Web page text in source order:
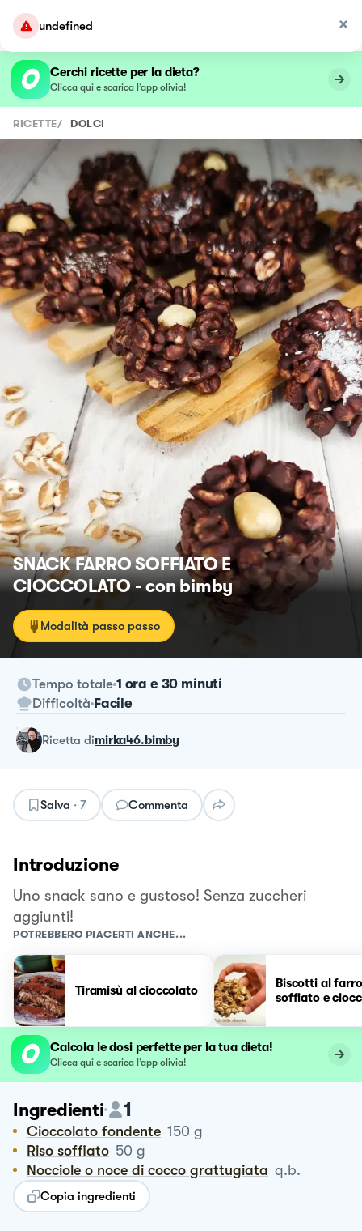
undefined
Cerchi ricette per la dieta?
Clicca qui e scarica l’app olivia!
RICETTE/ DOLCI
SNACK FARRO SOFFIATO E
CIOCCOLATO - con bimby
Modalità passo passo
Tempo totale 1 ora e 30 minuti
Difficoltà Facile
ricetta dimirka46.bimby
Salva · 7 Commenta
Introduzione
Uno snack sano e gustoso! Senza zuccheri
aggiunti!
POTREBBERO PIACERTI ANCHE...
Tiramisù al cioccolato
Biscotti al farro
soffiato e
Calcola le dosi perfette per la tua dieta!
Clicca qui e scarica l’app olivia!
Ingredienti 1
Cioccolato fondente 150 g
Riso soffiato 50 g
Nocciole o noce di cocco grattugiata q.b.
Copia ingredienti